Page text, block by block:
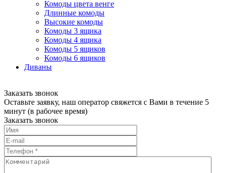
Комоды цвета венге
Длинные комоды
Высокие комоды
Комоды 3 ящика
Комоды 4 ящика
Комоды 5 ящиков
Комоды 6 ящиков
Диваны
Заказать звонок
Оставьте заявку, наш оператор свяжется с Вами в течение 5
минут (в рабочее время)
Заказать звонок